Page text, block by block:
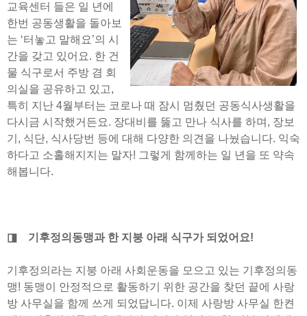
교육센터 들은 일 년에
한번 공동생활을 돌아보
는 ‘터놓고 말해요’의 시
간을 갖고 있어요. 한 건
물 식구로서 주방 겸 회
의실을 공유하고 있고,
특히 지난 4월부터는 코로나 때 잠시 멈췄던 공동식사생활을
다시금 시작했거든요. 장대비를 뚫고 만나 식사를 하며, 장보
기, 식단, 식사당번 등에 대해 다양한 의견을 나눴습니다. 익숙
하다고 소홀해지지는 말자! 그렇게 함께하는 일 년을 또 약속
해봅니다.
◨ 기후정의동맹과 한 지붕 아래 식구가 되었어요!
기후정의라는 지붕 아래 사회운동을 모으고 있는 기후정의동
맹! 동맹이 안정적으로 활동하기 위한 공간을 찾던 끝에 사랑
방 사무실을 함께 쓰게 되었답니다. 이제 사랑방 사무실 한켠